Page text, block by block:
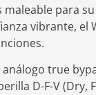
maleable para
vibrante, el
true
D-F-V (Dry,